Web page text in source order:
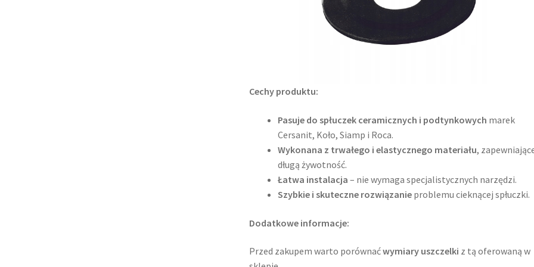
Cechy produktu:
Pasuje do spłuczek ceramicznych i podtynkowych marek
Cersanit, Koło, Siamp i Roca.
Wykonana z trwałego i elastycznego materiału,
długą żywotność.
Łatwa instalacja – nie wymaga specjalistycznych narzędzi.
Szybkie i skuteczne rozwiązanieproblemu cieknącej spłuczki.
Dodatkowe informacje:
Przed zakupem warto porównaćwymiary uszczelki z tą oferowaną w